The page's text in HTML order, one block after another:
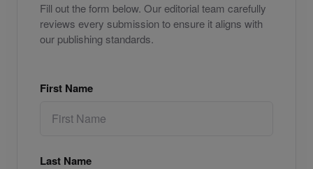
Fill out the form below. Our editorial team carefully
reviews every submission to ensure it aligns with
our publishing standards.
First Name
Last Name